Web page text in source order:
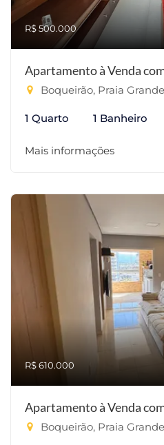
R$ 500.000
Apartamento à Venda
Boqueirão, Praia
1 Quarto 1 Banheiro
Mais informações
R$ 610.000
Apartamento à Venda
Boqueirão, Praia